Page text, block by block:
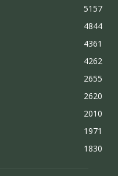
5157
4844
4361
4262
2655
2620
2010
1971
1830